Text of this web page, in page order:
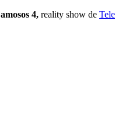
4, reality show de